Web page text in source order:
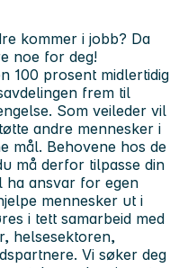
kommer i jobb? Da
noe for deg!
100 prosent midlertidig
frem til
Som veileder vil
andre mennesker i
mål. Behovene hos de
må derfor tilpasse din
ha ansvar for egen
mennesker ut i
i tett samarbeid med
helsesektoren,
Vi søker deg